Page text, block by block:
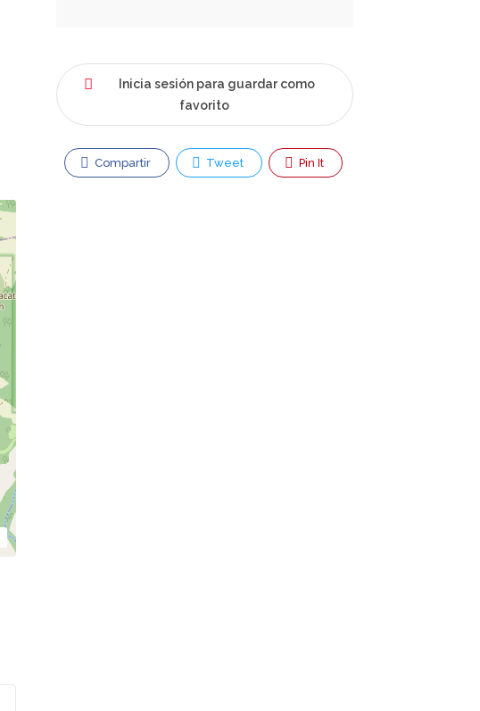
Inicia sesión para guardar como
favorito
Compartir Tweet Pin It